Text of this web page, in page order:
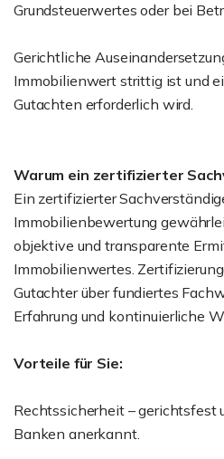
Grundsteuerwertes oder bei
Gerichtliche
Immobilienwert strittig ist und
Gutachten erforderlich wird.
Warum ein zertifizierter
Ein zertifizierter
Immobilienbewertung
objektive und transparente
Immobilienwertes.
Gutachter über fundiertes
Erfahrung und kontinuierliche
Vorteile für Sie:
Rechtssicherheit – gerichtsfest
Banken anerkannt.